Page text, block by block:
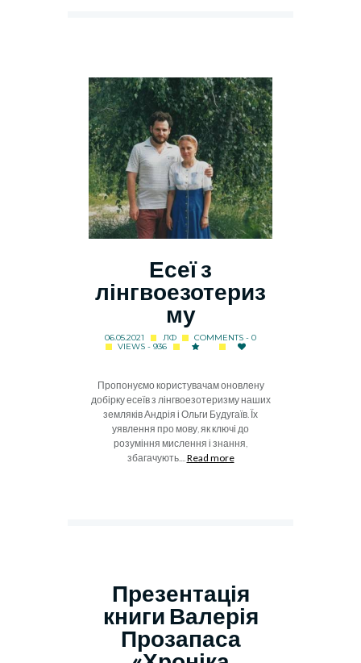
Есеї з
лінгвоезотериз
му
06.05.2021 ЛФ
COMMENTS - 0
VIEWS - 936
Пропонуємо користувачам оновлену
добірку есеїв з лінгвоезотеризму наших
земляків Андрія і Ольги Будугаїв. Їх
уявлення про мову, як ключі до
розуміння мислення і знання,
збагачують.... Read more
Презентація
книги Валерія
Прозапаса